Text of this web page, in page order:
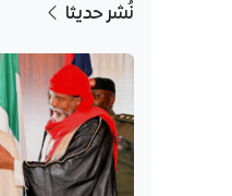
نُشر حديثا